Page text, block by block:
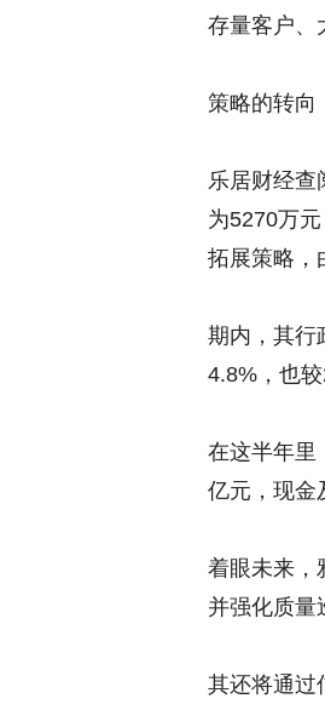
存量客户、
策略的转向
乐居财经查
为5270万
拓展策略，
期内，其行
4.8%，也
在这半年里
亿元，现金
着眼未来，
并强化质量
其还将通过